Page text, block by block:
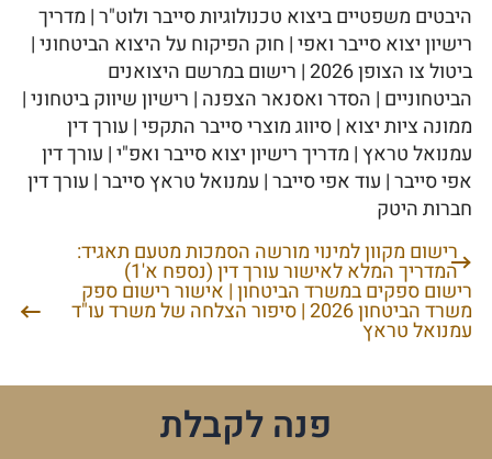
היבטים משפטיים ביצוא טכנולוגיות סייבר ולוט"ר | מדריך
רישיון יצוא סייבר ואפי | חוק הפיקוח על היצוא הביטחוני |
ביטול צו הצופן 2026 | רישום במרשם היצואנים
הביטחוניים | הסדר ואסנאר הצפנה | רישיון שיווק ביטחוני |
ממונה ציות יצוא | סיווג מוצרי סייבר התקפי | עורך דין
עמנואל טראץ | מדריך רישיון יצוא סייבר ואפ"י | עורך דין
אפי סייבר | עוד אפי סייבר | עמנואל טראץ סייבר | עורך דין
חברות היטק
ניווט
רישום מקוון למינוי מורשה הסמכות מטעם תאגיד:
המדריך המלא לאישור עורך דין (נספח א'1)
רישום ספקים במשרד הביטחון | אישור רישום ספק
משרד הביטחון 2026 | סיפור הצלחה של משרד עו"ד
עמנואל טראץ
פנה לקבלת